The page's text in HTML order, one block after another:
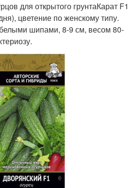
для открытого грунтаКарат F1
цветение по женскому типу.
шипами, 8-9 см, весом 80-